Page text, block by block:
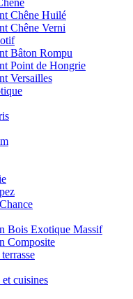
Chêne Huilé
Chêne Verni
Bâton Rompu
Point de Hongrie
Versailles
Bois Exotique Massif
Composite
cuisines